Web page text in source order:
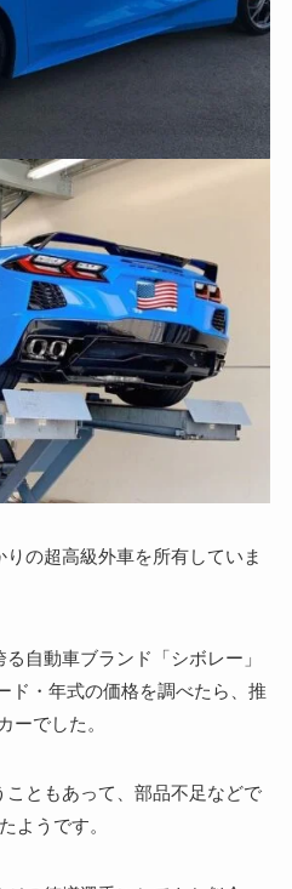
の超高級外車を所有していま
自動車ブランド「シボレー」
ド・年式の価格を調べたら、推
ーでした。
ともあって、部品不足などで
ようです。